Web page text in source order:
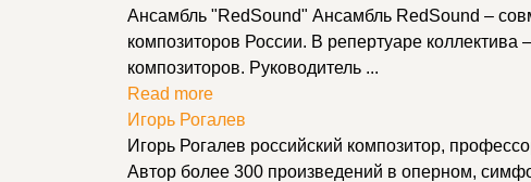
Ансамбль "RedSound" Ансамбль RedSound –
композиторов России. В репертуаре
композиторов. Руководитель ...
Read more
Игорь Рогалев
Игорь Рогалев российский композитор,
Автор более 300 произведений в оперном,